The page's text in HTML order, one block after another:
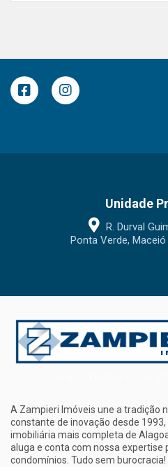
Unidade
R. Durval
Ponta Verde,
A Zampieri Imóveis une a tradição
constante de inovação desde
imobiliária mais completa de
aluga e conta com nossa expertise
condomínios. Tudo sem